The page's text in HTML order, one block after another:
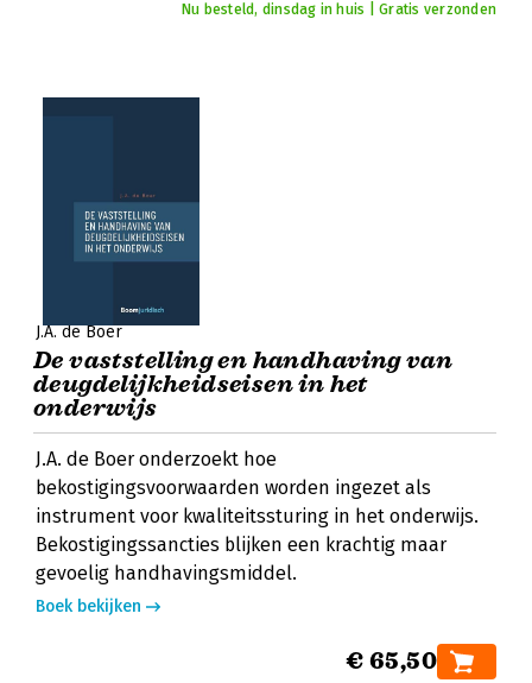
Nu besteld, dinsdag in huis | Gratis verzonden
J.A. de Boer
De vaststelling en handhaving van
deugdelijkheidseisen in het
onderwijs
J.A. de Boer onderzoekt hoe
bekostigingsvoorwaarden worden ingezet als
instrument voor kwaliteitssturing in het onderwijs.
Bekostigingssancties blijken een krachtig maar
gevoelig handhavingsmiddel.
Boek bekijken
€ 65,50